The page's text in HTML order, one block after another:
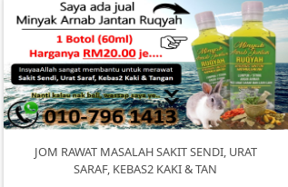
JOM RAWAT MASALAH SAKIT SENDI, URAT
SARAF, KEBAS2 KAKI & TAN